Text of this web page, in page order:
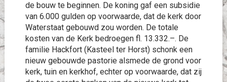
de bouw te beginnen. De koning gaf een subsidie
van 6.000 gulden op voorwaarde, dat de kerk door
Waterstaat gebouwd zou worden. De totale
kosten van de Kerk bedroegen fl. 13.332.–. De
familie Hackfort (Kasteel ter Horst) schonk een
nieuw gebouwde pastorie alsmede de grond voor
kerk, tuin en kerkhof, echter op voorwaarde, dat zij